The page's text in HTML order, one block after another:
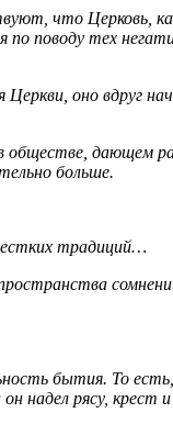
что Церковь,
по поводу тех
Церкви, оно вдруг
обществе, дающем
больше.
традиций…
бытия. То
надел рясу, крест и